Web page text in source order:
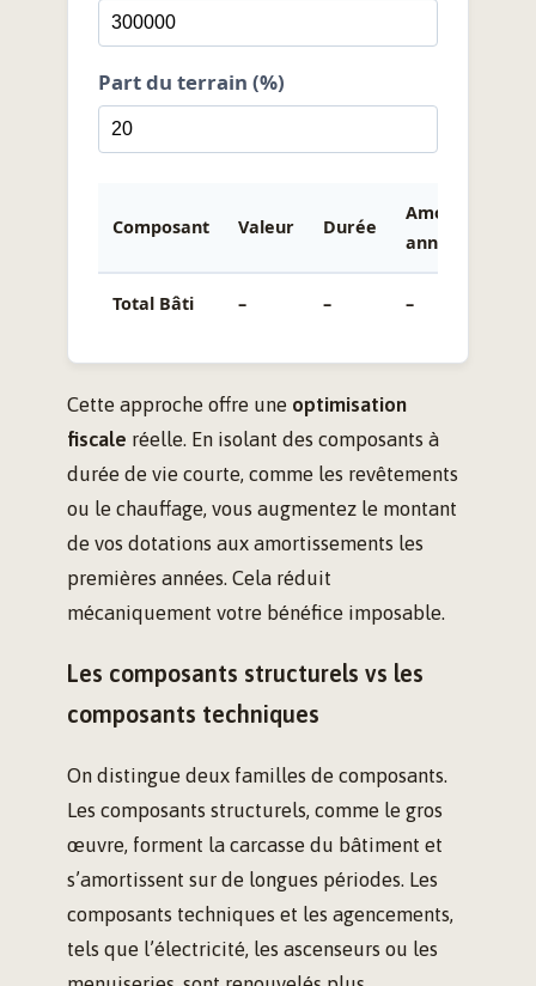
Part du terrain (%)
Composant Valeur Durée
Amort.
annuel
Total Bâti – – –
Cette approche offre une optimisation
fiscale réelle. En isolant des composants à
durée de vie courte, comme les revêtements
ou le chauffage, vous augmentez le montant
de vos dotations aux amortissements les
premières années. Cela réduit
mécaniquement votre bénéfice imposable.
Les composants structurels vs les
composants techniques
On distingue deux familles de composants.
Les composants structurels, comme le gros
œuvre, forment la carcasse du bâtiment et
s’amortissent sur de longues périodes. Les
composants techniques et les agencements,
tels que l’électricité, les ascenseurs ou les